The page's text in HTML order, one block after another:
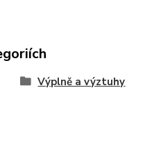
Výplně a výztuhy